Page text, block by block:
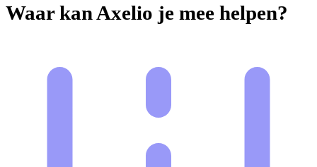
Waar kan Axelio je mee helpen?